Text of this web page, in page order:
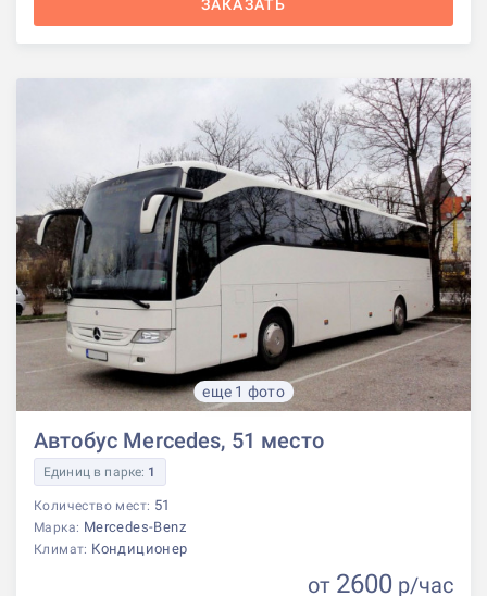
ЗАКАЗАТЬ
еще 1 фото
Автобус Mercedes, 51 место
Единиц в парке: 1
Количество мест: 51
Марка: Mercedes-Benz
Климат: Кондиционер
от 2600 р/час